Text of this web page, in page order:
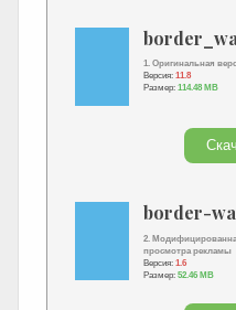
1. Оригинальная
Версия: 11.8
Размер: 114.48 MB
border-
2.
просмотра рекламы
Версия: 1.6
Размер: 52.46 MB